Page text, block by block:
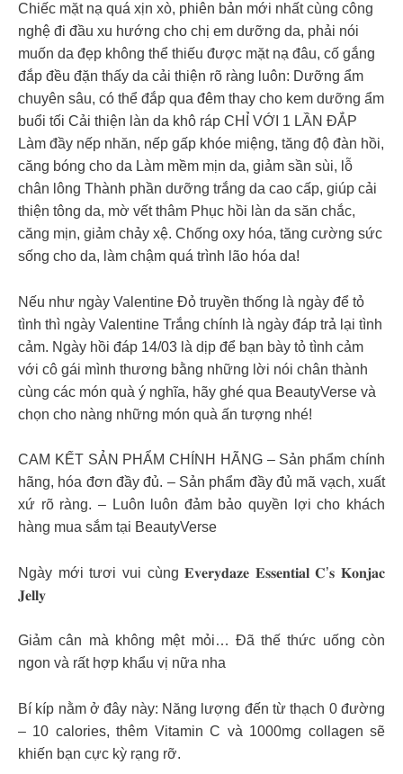
Chiếc mặt nạ quá xịn xò, phiên bản mới nhất cùng công
nghệ đi đầu xu hướng cho chị em dưỡng da, phải nói
muốn da đẹp không thể thiếu được mặt nạ đâu, cố gắng
đắp đều đặn thấy da cải thiện rõ ràng luôn: Dưỡng ẩm
chuyên sâu, có thể đắp qua đêm thay cho kem dưỡng ẩm
buổi tối Cải thiện làn da khô ráp CHỈ VỚI 1 LẦN ĐẮP
Làm đầy nếp nhăn, nếp gấp khóe miệng, tăng độ đàn hồi,
căng bóng cho da Làm mềm mịn da, giảm sần sùi, lỗ
chân lông Thành phần dưỡng trắng da cao cấp, giúp cải
thiện tông da, mờ vết thâm Phục hồi làn da săn chắc,
căng mịn, giảm chảy xệ. Chống oxy hóa, tăng cường sức
sống cho da, làm chậm quá trình lão hóa da!
Nếu như ngày Valentine Đỏ truyền thống là ngày để tỏ
tình thì ngày Valentine Trắng chính là ngày đáp trả lại tình
cảm. Ngày hồi đáp 14/03 là dịp để bạn bày tỏ tình cảm
với cô gái mình thương bằng những lời nói chân thành
cùng các món quà ý nghĩa, hãy ghé qua BeautyVerse và
chọn cho nàng những món quà ấn tượng nhé!
CAM KẾT SẢN PHẨM CHÍNH HÃNG – Sản phẩm chính
hãng, hóa đơn đầy đủ. – Sản phẩm đầy đủ mã vạch, xuất
xứ rõ ràng. – Luôn luôn đảm bảo quyền lợi cho khách
hàng mua sắm tại BeautyVerse
Ngày mới tươi vui cùng 𝐄𝐯𝐞𝐫𝐲𝐝𝐚𝐳𝐞 𝐄𝐬𝐬𝐞𝐧𝐭𝐢𝐚𝐥 𝐂’𝐬 𝐊𝐨𝐧𝐣𝐚𝐜
𝐉𝐞𝐥𝐥𝐲
Giảm cân mà không mệt mỏi… Đã thế thức uống còn
ngon và rất hợp khẩu vị nữa nha
Bí kíp nằm ở đây này: Năng lượng đến từ thạch 0 đường
– 10 calories, thêm Vitamin C và 1000mg collagen sẽ
khiến bạn cực kỳ rạng rỡ.